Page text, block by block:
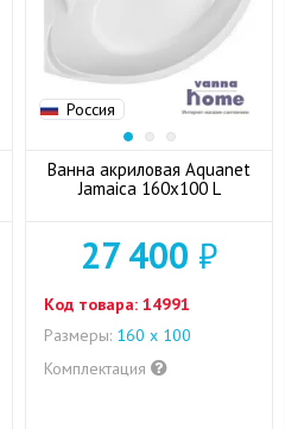
Россия
Ванна акриловая Aquanet
Jamaica 160x100 L
27 400 ₽
Код товара: 14991
Размеры: 160 x 100
Комплектация